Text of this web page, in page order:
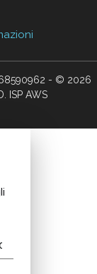
- © 2026
ISP AWS